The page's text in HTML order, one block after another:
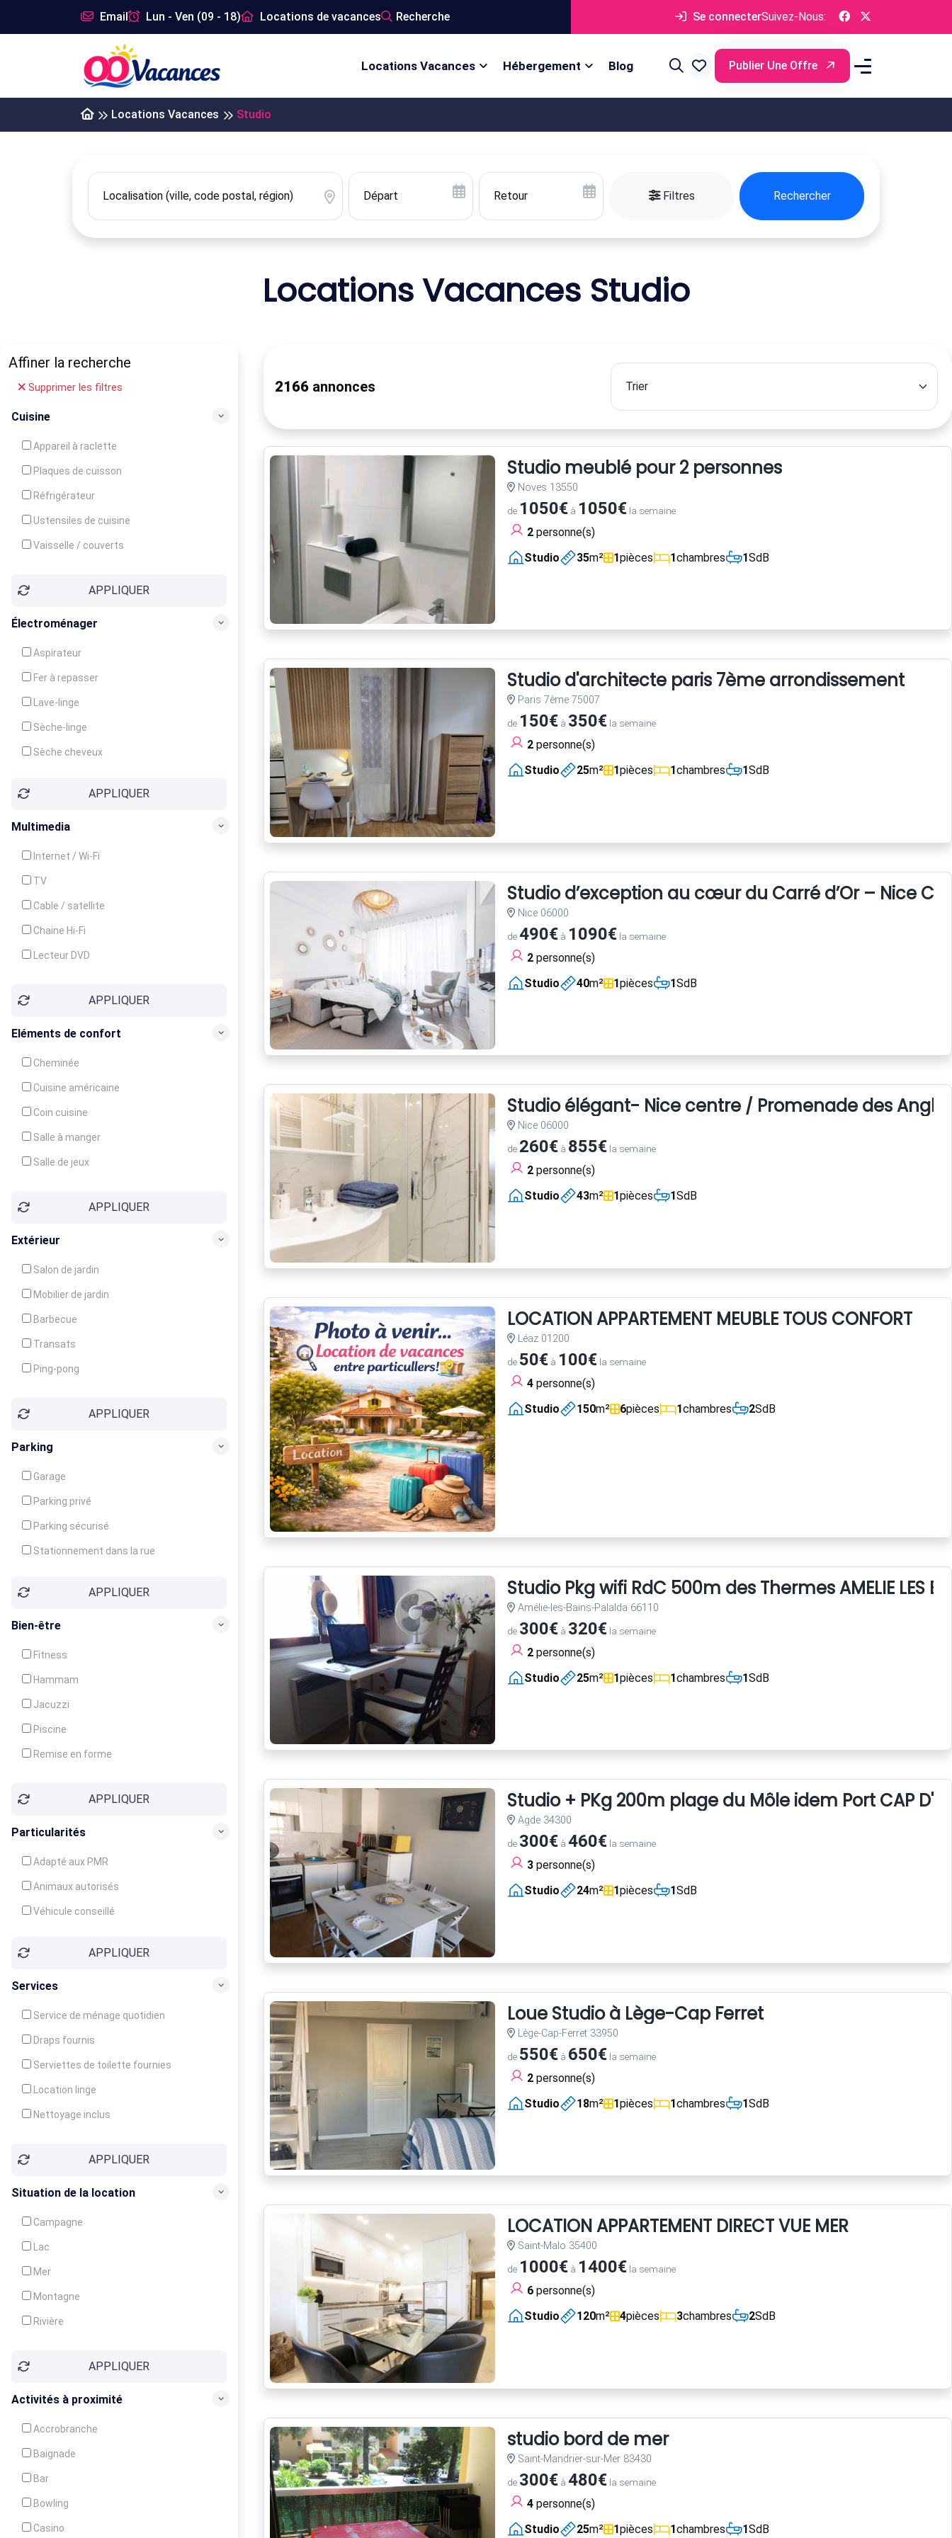
Email Lun - Ven (09 - 18) Locations de vacances Recherche Se connecterSuivez-Nous:
Locations Vacances Hébergement Blog Publier Une Offre
Locations Vacances Studio
Filtres Rechercher
Locations Vacances Studio
Affiner la recherche
Supprimer les filtres
Cuisine
Appareil à raclette
Plaques de cuisson
Réfrigérateur
Ustensiles de cuisine
Vaisselle / couverts
Congélateur
APPLIQUER
Électroménager
Aspirateur
Fer à repasser
Lave-linge
Sèche-linge
Sèche cheveux
APPLIQUER
Multimedia
Internet / Wi-Fi
TV
Cable / satellite
Chaine Hi-Fi
Lecteur DVD
APPLIQUER
Eléments de confort
Cheminée
Cuisine américaine
Coin cuisine
Salle à manger
Salle de jeux
Balcon / Terrasse
APPLIQUER
Extérieur
Salon de jardin
Mobilier de jardin
Barbecue
Transats
Ping-pong
Jeux d'enfantsAPPLIQUER
Parking
Garage
Parking privé
Parking sécurisé
Stationnement dans la rue
APPLIQUER
Bien-être
Fitness
Hammam
Jacuzzi
Piscine
Remise en forme
Soins du corpsAPPLIQUER
Particularités
Adapté aux PMR
Animaux autorisés
Véhicule conseillé
APPLIQUER
Services
Service de ménage quotidien
Draps fournis
Serviettes de toilette fournies
Location linge
Nettoyage inclus
Garde d'enfants
Crèche
APPLIQUER
Situation de la location
Campagne
Lac
Mer
Montagne
Rivière
APPLIQUER
Activités à proximité
Accrobranche
Baignade
Bar
Bowling
Casino
2166 annonces
Studio meublé pour 2 personnes
Noves 13550
de 1050€à 1050€la semaine
2personne(s)
Studio
35m² 1pièces 1chambres 1SdB
Studio d'architecte paris 7ème arrondissement
Paris 7ème 75007
de 150€à 350€la semaine
2personne(s)
Studio
25m² 1pièces 1chambres 1SdB
Studio d’exception au cœur du Carré d’Or – Nice
Nice 06000
de490€à 1090€la semaine
2personne(s)
Studio
40m² 1pièces 1SdB
Studio élégant- Nice centre / Promenade des
Nice 06000
de 260€à 855€la semaine
2personne(s)
Studio
43m² 1pièces 1SdB
LOCATION APPARTEMENT MEUBLE TOUS CONFORT
Léaz 01200
de 50€à 100€la semaine
4personne(s)
Studio
150m² 6pièces 1chambres 2SdB
Studio Pkg wifi RdC 500m des Thermes AMELIE LES
Amélie-les-Bains-Palalda 66110
de 300€à 320€la semaine
2personne(s)
Studio
25m² 1pièces 1chambres 1SdB
Studio + PKg 200m plage du Môle idem Port CAP
Agde 34300
de 300€à 460€la semaine
3personne(s)
Studio
24m² 1pièces 1SdB
Loue Studio à Lège-Cap Ferret
Lège-Cap-Ferret 33950
de 550€à 650€la semaine
2personne(s)
Studio
18m² 1pièces 1chambres 1SdB
LOCATION APPARTEMENT DIRECT VUE MER
Saint-Malo 35400
de 1000€à 1400€la semaine
6personne(s)
Studio
120m² 4pièces 3chambres 2SdB
studio bord de mer
Saint-Mandrier-sur-Mer 83430
de 300€à 480€la semaine
4personne(s)
Studio
25m² 1pièces 1chambres 1SdB